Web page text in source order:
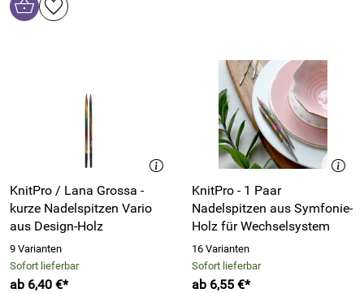
KnitPro / Lana Grossa -
kurze Nadelspitzen Vario
aus Design-Holz
9 Varianten
Sofort lieferbar
ab 6,40 €*
KnitPro - 1 Paar
Nadelspitzen aus Symfonie-
Holz für Wechselsystem
16 Varianten
Sofort lieferbar
ab 6,55 €*